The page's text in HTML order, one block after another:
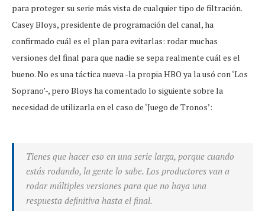
para proteger su serie más vista de cualquier tipo de filtración.
Casey Bloys, presidente de programación del canal, ha
confirmado cuál es el plan para evitarlas: rodar muchas
versiones del final para que nadie se sepa realmente cuál es el
bueno. No es una táctica nueva -la propia HBO ya la usó con ‘Los
Soprano’-, pero Bloys ha comentado lo siguiente sobre la
necesidad de utilizarla en el caso de ‘Juego de Tronos’:
Tienes que hacer eso en una serie larga, porque cuando
estás rodando, la gente lo sabe. Los productores van a
rodar múltiples versiones para que no haya una
respuesta definitiva hasta el final.